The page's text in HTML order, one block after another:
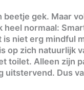
beetje gek. Maar
heel normaal:
is niet erg mindful
op zich natuurlijk
toilet. Alleen zijn
uitstervend. Dus